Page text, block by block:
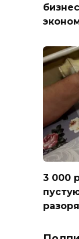
3 000